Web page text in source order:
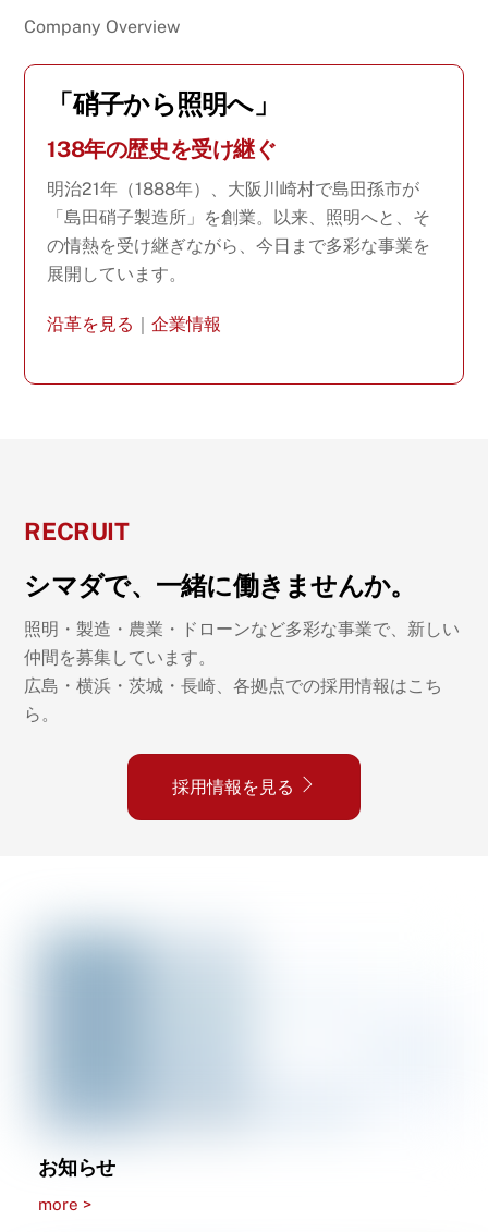
Company Overview
「硝子から照明へ」
138年の歴史を受け継ぐ
明治21年（1888年）、大阪川崎村で島田孫市が
「島田硝子製造所」を創業。以来、照明へと、そ
の情熱を受け継ぎながら、今日まで多彩な事業を
展開しています。
沿革を見る ｜企業情報
RECRUIT
シマダで、一緒に働きませんか。
照明・製造・農業・ドローンなど多彩な事業で、新しい
仲間を募集しています。
広島・横浜・茨城・長崎、各拠点での採用情報はこち
ら。
採用情報を見る
お知らせ
more >